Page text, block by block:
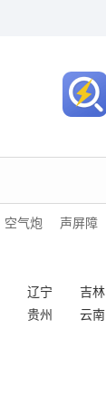
空气炮 声屏障
辽宁 吉林
贵州 云南